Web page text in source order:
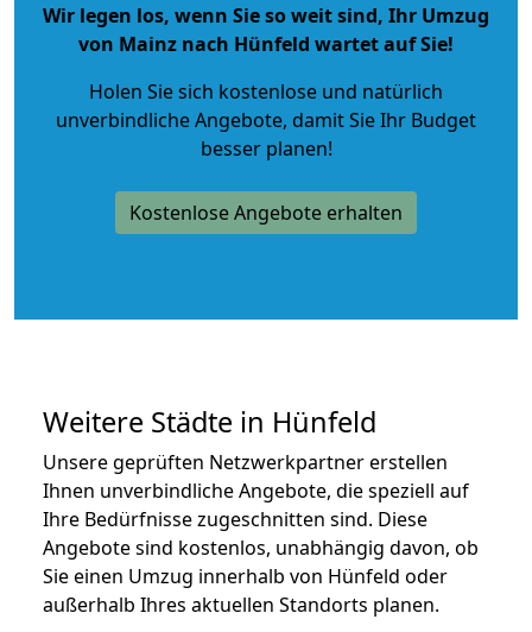
Wir legen los, wenn Sie so weit sind, Ihr Umzug
von Mainz nach Hünfeld wartet auf Sie!
Holen Sie sich kostenlose und natürlich
unverbindliche Angebote, damit Sie Ihr Budget
besser planen!
Kostenlose Angebote erhalten
Weitere Städte in Hünfeld
Unsere geprüften Netzwerkpartner erstellen
Ihnen unverbindliche Angebote, die speziell auf
Ihre Bedürfnisse zugeschnitten sind. Diese
Angebote sind kostenlos, unabhängig davon, ob
Sie einen Umzug innerhalb von Hünfeld oder
außerhalb Ihres aktuellen Standorts planen.